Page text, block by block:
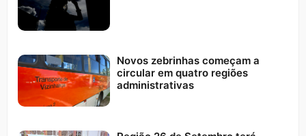
Novos zebrinhas começam a
circular em quatro regiões
administrativas